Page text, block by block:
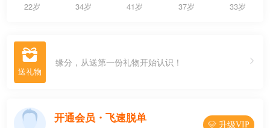
22岁
34岁
41岁
37岁
33岁
 缘分，从送第一份礼物开始认识！
开通会员・飞速脱单  升级VIP